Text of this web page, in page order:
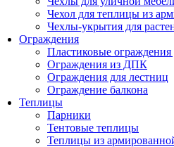
Чехол для теплицы из
Чехлы-укрытия для
Ограждения
Пластиковые ограждения
Ограждения из ДПК
Ограждения для лестниц
Ограждение балкона
Теплицы
Парники
Тентовые теплицы
Теплицы из